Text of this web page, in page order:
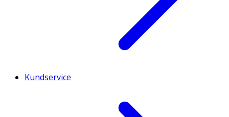
Kundservice